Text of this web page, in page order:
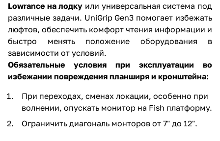
Lowrance на лодку или универсальная система под
различные задачи. UniGrip Gen3 помогает избежать
люфтов, обеспечить комфорт чтения информации и
быстро менять положение оборудования в
зависимости от условий.
Обязательные условия при эксплуатации во
избежании повреждения планширя и кронштейна:
При переходах, сменах локации, особенно при
волнении, опускать монитор на Fish платформу.
Ограничить диагональ монторов от 7" до 12".